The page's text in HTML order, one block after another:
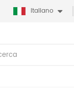
Italiano